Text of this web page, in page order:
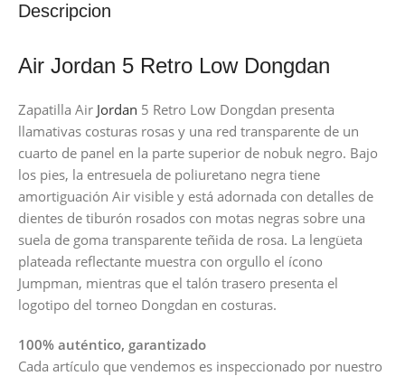
Descripcion
Air Jordan 5 Retro Low Dongdan
Zapatilla Air Jordan 5 Retro Low Dongdan presenta
llamativas costuras rosas y una red transparente de un
cuarto de panel en la parte superior de nobuk negro. Bajo
los pies, la entresuela de poliuretano negra tiene
amortiguación Air visible y está adornada con detalles de
dientes de tiburón rosados con motas negras sobre una
suela de goma transparente teñida de rosa. La lengüeta
plateada reflectante muestra con orgullo el ícono
Jumpman, mientras que el talón trasero presenta el
logotipo del torneo Dongdan en costuras.
100% auténtico, garantizado
Cada artículo que vendemos es inspeccionado por nuestro